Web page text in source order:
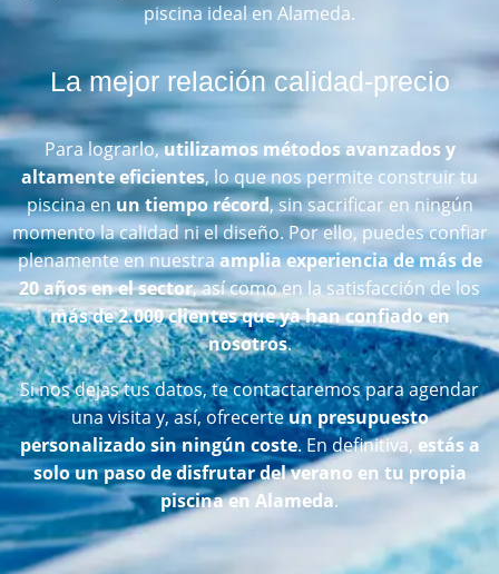
piscina ideal en Alameda.
La mejor relación calidad-precio
Para lograrlo,utilizamos métodos avanzados y
altamente eficientes, lo que nos permite construir tu
piscina en un tiempo récord, sin sacrificar en ningún
momento la calidad ni el diseño. Por ello, puedes confiar
plenamente en nuestraamplia experiencia de más de
20 años en el sector, así como en la satisfacción de los
más de 2.000 clientes que ya han confiado en
nosotros.
Si nos dejas tus datos, te contactaremos para agendar
una visita y, así, ofrecerteun presupuesto
personalizado sin ningún coste. En definitiva, estás a
solo un paso de disfrutar del verano en tu propia
piscina en Alameda.